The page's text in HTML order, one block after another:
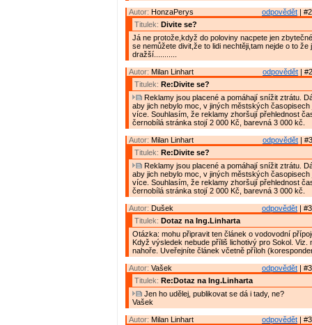
odpovědět |
Autor: HonzaPerys
Titulek: Divite se?
Já ne protože,když do poloviny nacpete jen
se nemůžete divit,že to lidi nechtěji,tam nejde o to že
dražší...........
odpovědět |
Autor: Milan Linhart
Titulek: Re:Divite se?
Reklamy jsou placené a pomáhají snížit ztrátu.
aby jich nebylo moc, v jiných městských časopisech
více. Souhlasím, že reklamy zhoršují přehlednost
černobílá stránka stojí 2 000 Kč, barevná 3 000 kč.
odpovědět |
Autor: Milan Linhart
Titulek: Re:Divite se?
Reklamy jsou placené a pomáhají snížit ztrátu.
aby jich nebylo moc, v jiných městských časopisech
více. Souhlasím, že reklamy zhoršují přehlednost
černobílá stránka stojí 2 000 Kč, barevná 3 000 kč.
odpovědět |
Autor: Dušek
Titulek: Dotaz na Ing.Linharta
Otázka: mohu připravit ten článek o vodovodní
Když výsledek nebude příliš lichotivý pro Sokol. Viz.
nahoře. Uveřejníte článek včetně příloh
odpovědět |
Autor: Vašek
Titulek: Re:Dotaz na Ing.Linharta
Jen ho udělej, publikovat se dá i tady, ne?
Vašek
odpovědět |
Autor: Milan Linhart